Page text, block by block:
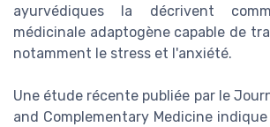
ayurvédiques la décrivent
médicinale adaptogène capable de
notamment le stress et l'anxiété.
Une étude récente publiée par le
and Complementary Medicine